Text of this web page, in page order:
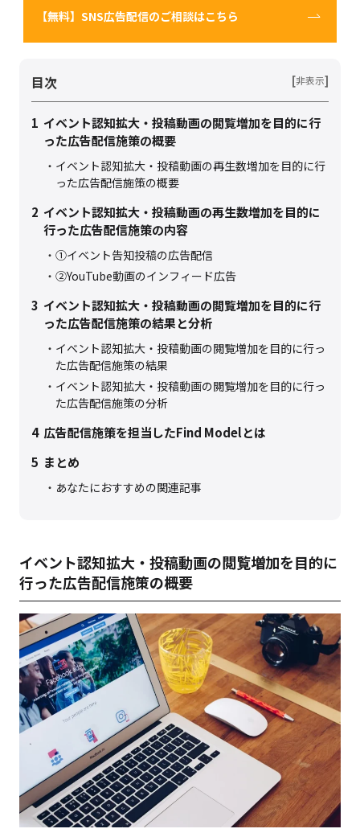
【無料】SNS広告配信のご相談はこちら
目次 [非表示]
1 イベント認知拡大・投稿動画の閲覧増加を目的に行
った広告配信施策の概要
イベント認知拡大・投稿動画の再生数増加を目的に行
った広告配信施策の概要
2 イベント認知拡大・投稿動画の再生数増加を目的に
行った広告配信施策の内容
①イベント告知投稿の広告配信
②YouTube動画のインフィード広告
3 イベント認知拡大・投稿動画の閲覧増加を目的に行
った広告配信施策の結果と分析
イベント認知拡大・投稿動画の閲覧増加を目的に行っ
た広告配信施策の結果
イベント認知拡大・投稿動画の閲覧増加を目的に行っ
た広告配信施策の分析
4 広告配信施策を担当したFind Modelとは
5 まとめ
あなたにおすすめの関連記事
イベント認知拡大・投稿動画の閲覧増加を目的に
行った広告配信施策の概要